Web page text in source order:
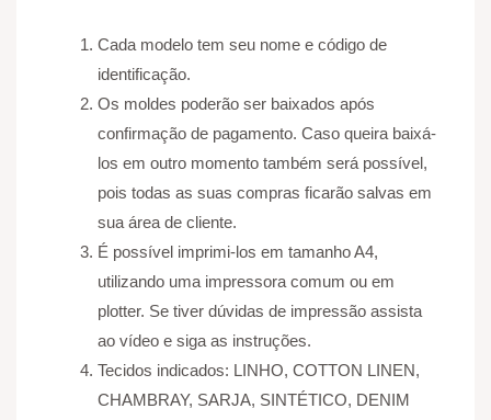
Cada modelo tem seu nome e código de
identificação.
Os moldes poderão ser baixados após
confirmação de pagamento. Caso queira baixá-
los em outro momento também será possível,
pois todas as suas compras ficarão salvas em
sua área de cliente.
É possível imprimi-los em tamanho A4,
utilizando uma impressora comum ou em
plotter. Se tiver dúvidas de impressão assista
ao vídeo e siga as instruções.
Tecidos indicados: LINHO, COTTON LINEN,
CHAMBRAY, SARJA, SINTÉTICO, DENIM